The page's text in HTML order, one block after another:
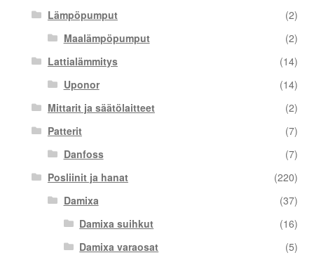
Lämpöpumput
(2)
Maalämpöpumput
(2)
Lattialämmitys
(14)
Uponor
(14)
Mittarit ja säätölaitteet
(2)
Patterit
(7)
Danfoss
(7)
Posliinit ja hanat
(220)
Damixa
(37)
Damixa suihkut
(16)
Damixa varaosat
(5)